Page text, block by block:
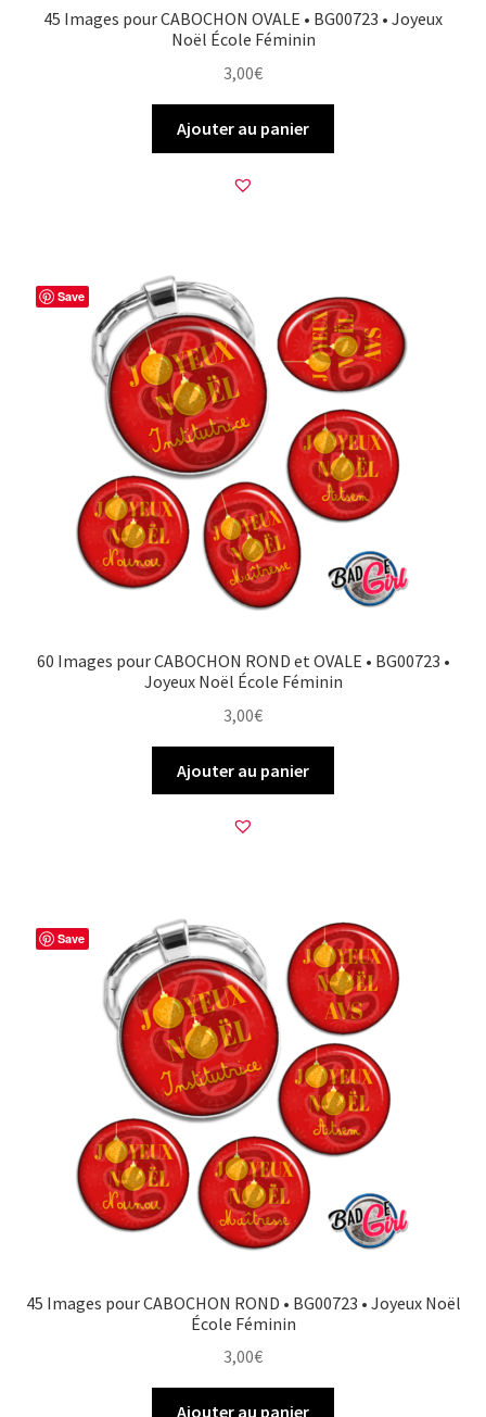
45 Images pour CABOCHON OVALE • BG00723 • Joyeux
Noël École Féminin
3,00€
Ajouter au panier
Save
60 Images pour CABOCHON ROND et OVALE • BG00723 •
Joyeux Noël École Féminin
3,00€
Ajouter au panier
Save
45 Images pour CABOCHON ROND • BG00723 • Joyeux Noël
École Féminin
3,00€
Ajouter au panier